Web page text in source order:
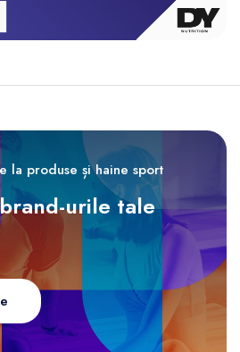
la produse și haine sport
urile tale